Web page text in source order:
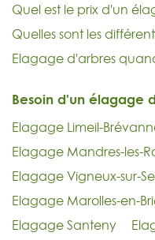
Quel est le prix d'un
Quelles sont les
Elagage d'arbres
Besoin d'un élagage
Elagage Limeil-
Elagage Mandres-les-
Elagage Vigneux-sur-
Elagage Marolles-en-
Elagage Santeny